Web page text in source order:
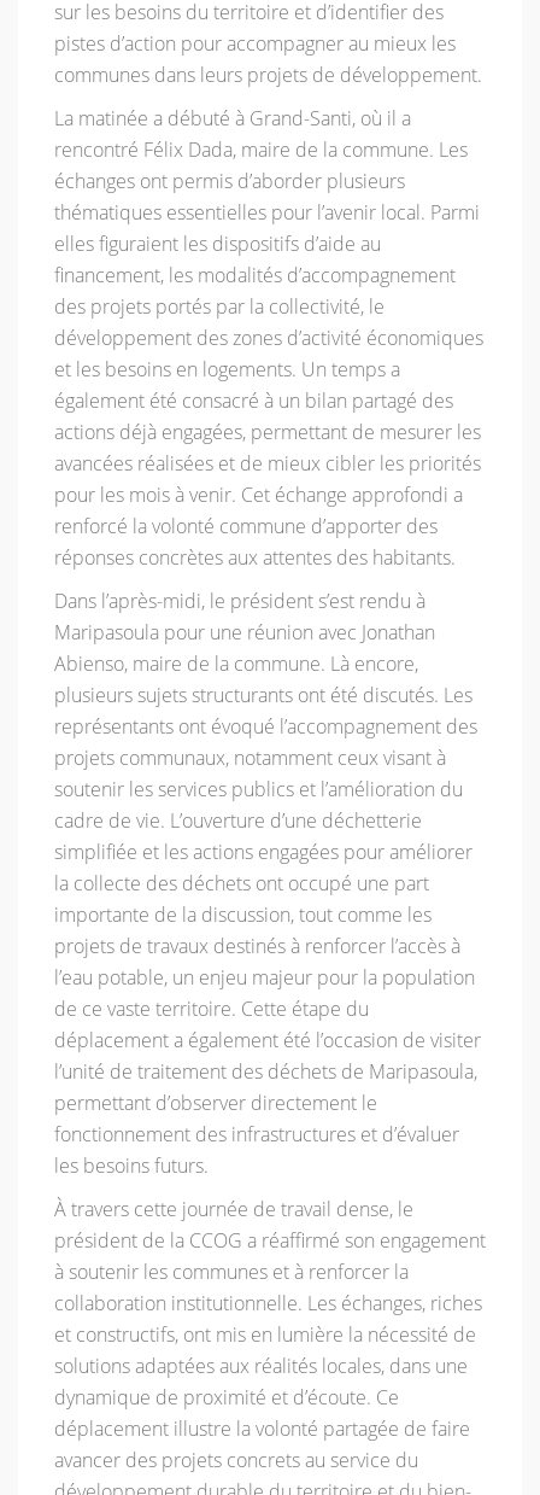
sur les besoins du territoire et d’identifier des
pistes d’action pour accompagner au mieux les
communes dans leurs projets de développement.
La matinée a débuté à Grand-Santi, où il a
rencontré Félix Dada, maire de la commune. Les
échanges ont permis d’aborder plusieurs
thématiques essentielles pour l’avenir local. Parmi
elles figuraient les dispositifs d’aide au
financement, les modalités d’accompagnement
des projets portés par la collectivité, le
développement des zones d’activité économiques
et les besoins en logements. Un temps a
également été consacré à un bilan partagé des
actions déjà engagées, permettant de mesurer les
avancées réalisées et de mieux cibler les priorités
pour les mois à venir. Cet échange approfondi a
renforcé la volonté commune d’apporter des
réponses concrètes aux attentes des habitants.
Dans l’après-midi, le président s’est rendu à
Maripasoula pour une réunion avec Jonathan
Abienso, maire de la commune. Là encore,
plusieurs sujets structurants ont été discutés. Les
représentants ont évoqué l’accompagnement des
projets communaux, notamment ceux visant à
soutenir les services publics et l’amélioration du
cadre de vie. L’ouverture d’une déchetterie
simplifiée et les actions engagées pour améliorer
la collecte des déchets ont occupé une part
importante de la discussion, tout comme les
projets de travaux destinés à renforcer l’accès à
l’eau potable, un enjeu majeur pour la population
de ce vaste territoire. Cette étape du
déplacement a également été l’occasion de visiter
l’unité de traitement des déchets de Maripasoula,
permettant d’observer directement le
fonctionnement des infrastructures et d’évaluer
les besoins futurs.
À travers cette journée de travail dense, le
président de la CCOG a réaffirmé son engagement
à soutenir les communes et à renforcer la
collaboration institutionnelle. Les échanges, riches
et constructifs, ont mis en lumière la nécessité de
solutions adaptées aux réalités locales, dans une
dynamique de proximité et d’écoute. Ce
déplacement illustre la volonté partagée de faire
avancer des projets concrets au service du